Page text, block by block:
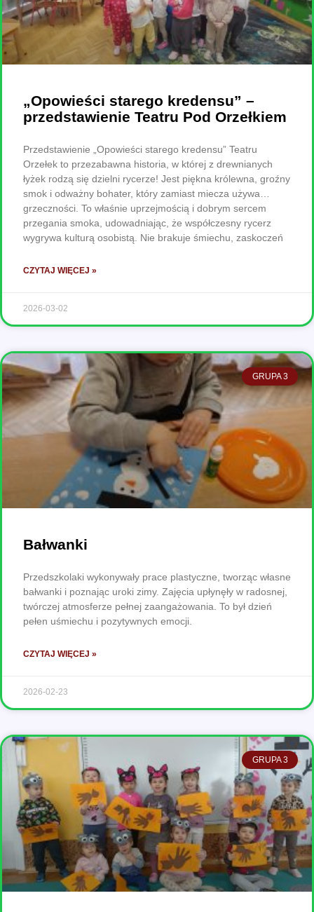
„Opowieści starego kredensu” –
przedstawienie Teatru Pod Orzełkiem
Przedstawienie „Opowieści starego kredensu” Teatru
Orzełek to przezabawna historia, w której z drewnianych
łyżek rodzą się dzielni rycerze! Jest piękna królewna, groźny
smok i odważny bohater, który zamiast miecza używa…
grzeczności. To właśnie uprzejmością i dobrym sercem
przegania smoka, udowadniając, że współczesny rycerz
wygrywa kulturą osobistą. Nie brakuje śmiechu, zaskoczeń
CZYTAJ WIĘCEJ »
2026-03-02
GRUPA 3
Bałwanki
Przedszkolaki wykonywały prace plastyczne, tworząc własne
bałwanki i poznając uroki zimy. Zajęcia upłynęły w radosnej,
twórczej atmosferze pełnej zaangażowania. To był dzień
pełen uśmiechu i pozytywnych emocji.
CZYTAJ WIĘCEJ »
2026-02-23
GRUPA 3